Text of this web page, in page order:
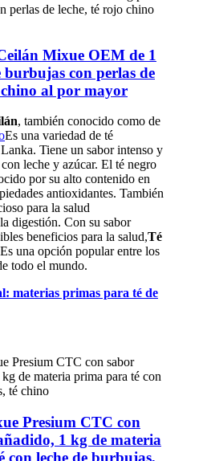
Mixue OEM de 1
con perlas de
al por mayor
, también conocido como de
Es una variedad de té
Tiene un sabor intenso y
leche y azúcar. El té negro
por su alto contenido en
antioxidantes. También
para la salud
digestión. Con su sabor
beneficios para la salud,Té
Es una opción popular entre los
todo el mundo.
materias primas para té de
Presium CTC con
1 kg de materia
con leche de burbujas,